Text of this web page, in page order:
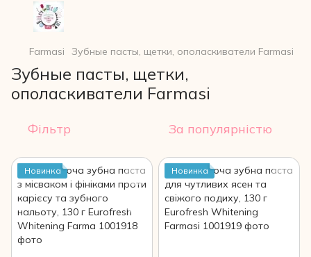
Farmasi Зубные пасты, щетки, ополаскиватели Farmasi
Зубные пасты, щетки,
ополаскиватели Farmasi
Фільтр За популярністю
Новинка Новинка